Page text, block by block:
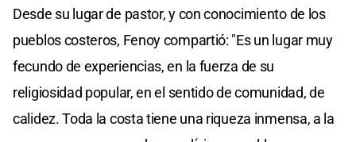
Desde su lugar de pastor, y con conocimiento de los
pueblos costeros, Fenoy compartió: "Es un lugar muy
fecundo de experiencias, en la fuerza de su
religiosidad popular, en el sentido de comunidad, de
calidez. Toda la costa tiene una riqueza inmensa, a la